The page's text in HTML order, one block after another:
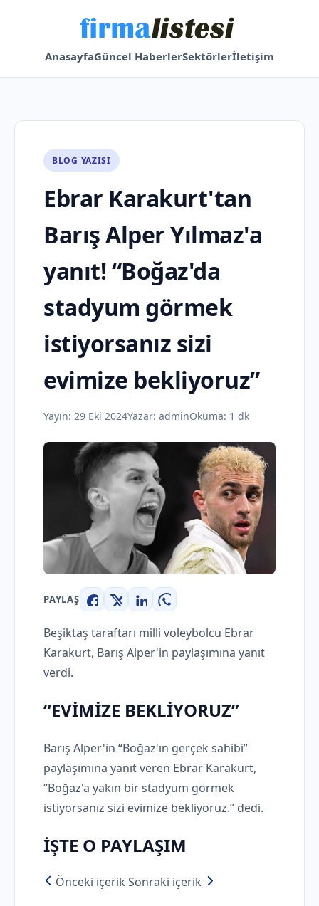
AnasayfaGüncel HaberlerSektörlerİletişim
BLOG YAZISI
Ebrar Karakurt'tan
Barış Alper Yılmaz'a
yanıt! “Boğaz'da
stadyum görmek
istiyorsanız sizi
evimize bekliyoruz”
Yayın: 29 Eki 2024Yazar: adminOkuma: 1 dk
PAYLAŞ
Facebook
X LinkedInWhatsApp
Beşiktaş taraftarı milli voleybolcu Ebrar
Karakurt, Barış Alper'in paylaşımına yanıt
verdi.
“EVİMİZE BEKLİYORUZ”
Barış Alper'in “Boğaz'ın gerçek sahibi”
paylaşımına yanıt veren Ebrar Karakurt,
“Boğaz'a yakın bir stadyum görmek
istiyorsanız sizi evimize bekliyoruz.” dedi.
İŞTE O PAYLAŞIM
Önceki içerik Sonraki içerik